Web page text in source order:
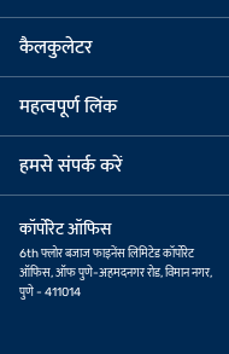
कैलकुलेटर
महत्वपूर्ण लिंक
हमसे संपर्क करें
कॉर्पोरेट ऑफिस
6th फ्लोर बजाज फाइनेंस लिमिटेड कॉर्पोरेट
ऑफिस, ऑफ पुणे-अहमदनगर रोड, विमान नगर,
पुणे - 411014